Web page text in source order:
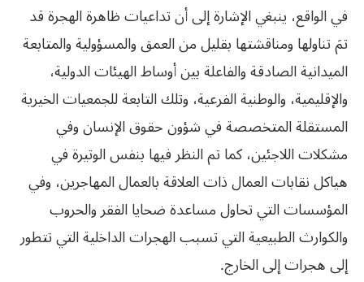
في الواقع، ينبغي الإشارة إلى أن تداعيات ظاهرة الهجرة قد
تمَ تناولها ومناقشتها بقليل من العمق والمسؤولية والمتابعة
الميدانية الصادقة والفاعلة بين أوساط الهيئات الدولية،
والإقليمية، والوطنية الفرعية، وتلك التابعة للجمعيات الخيرية
المستقلة المتخصصة في شؤون حقوق الإنسان وفي
مشكلات اللاجئين، كما تم النظر فيها بنفس الوتيرة في
هياكل نقابات العمال ذات العلاقة بالعمال المهاجرين، وفي
المؤسسات التي تحاول مساعدة ضحايا الفقر والحروب
والكوارث الطبيعية التي تسبب الهجرات الداخلية التي تتطور
إلى هجرات إلى الخارج.